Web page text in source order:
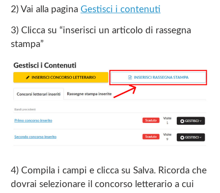
respirare
2) Vai alla pagina Gestisci i contenuti
3) Clicca su “inserisci un articolo di rassegna
stampa”
4) Compila i campi e clicca su Salva. Ricorda che
dovrai selezionare il concorso letterario a cui